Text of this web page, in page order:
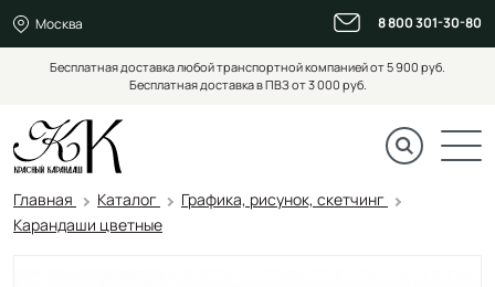
Москва 8 800 301-30-80
Бесплатная доставка любой транспортной компанией от 5 900 руб.
Бесплатная доставка в ПВЗ от 3 000 руб.
Главная Каталог
Графика, рисунок, скетчинг
Карандаши цветные